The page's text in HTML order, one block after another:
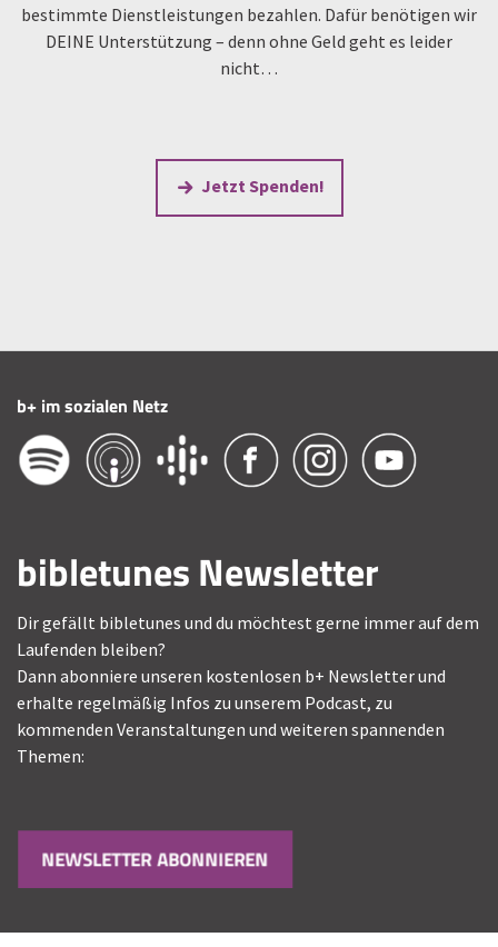
bestimmte Dienstleistungen bezahlen. Dafür benötigen wir
DEINE Unterstützung – denn ohne Geld geht es leider
nicht…
Jetzt Spenden!
b+ im sozialen Netz
bibletunes Newsletter
Dir gefällt bibletunes und du möchtest gerne immer auf dem
Laufenden bleiben?
Dann abonniere unseren kostenlosen b+ Newsletter und
erhalte regelmäßig Infos zu unserem Podcast, zu
kommenden Veranstaltungen und weiteren spannenden
Themen:
NEWSLETTER ABONNIEREN